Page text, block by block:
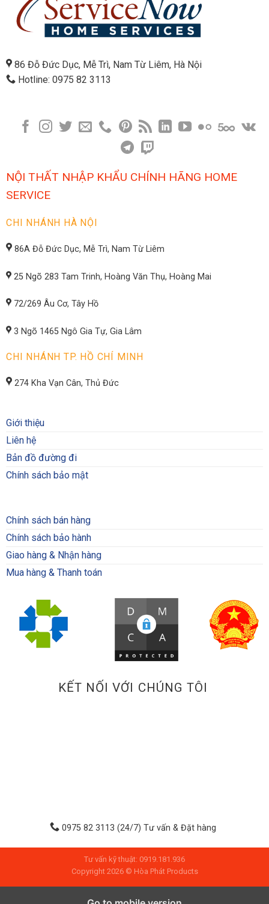
86 Đỗ Đức Dục, Mễ Trì, Nam Từ Liêm, Hà Nội
Hotline: 0975 82 3113
NỘI THẤT NHẬP KHẨU CHÍNH HÃNG HOME
SERVICE
CHI NHÁNH HÀ NỘI
86A Đỗ Đức Dục, Mễ Trì, Nam Từ Liêm
25 Ngõ 283 Tam Trinh, Hoàng Văn Thụ, Hoàng Mai
72/269 Âu Cơ, Tây Hồ
3 Ngõ 1465 Ngô Gia Tự, Gia Lâm
CHI NHÁNH TP. HỒ CHÍ MINH
274 Kha Vạn Cân, Thủ Đức
Giới thiệu
Liên hệ
Bản đồ đường đi
Chính sách bảo mật
Chính sách bán hàng
Chính sách bảo hành
Giao hàng & Nhận hàng
Mua hàng & Thanh toán
KẾT NỐI VỚI CHÚNG TÔI
0975 82 3113 (24/7) Tư vấn & Đặt hàng
Tư vấn kỹ thuật: 0919.181.936
Copyright 2026 © Hòa Phát Products